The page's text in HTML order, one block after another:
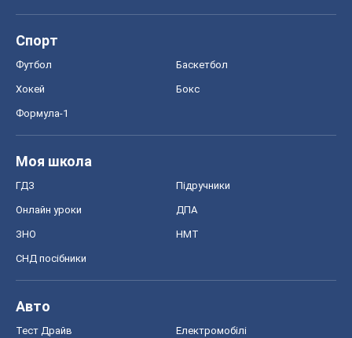
Спорт
Футбол Баскетбол
Хокей Бокс
Формула-1
Моя школа
ГДЗ Підручники
Онлайн уроки ДПА
ЗНО НМТ
СНД посібники
Авто
Тест Драйв Електромобілі